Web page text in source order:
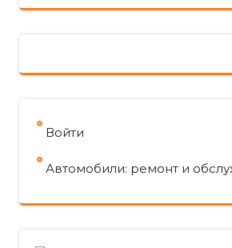
Войти
Автомобили: ремонт и